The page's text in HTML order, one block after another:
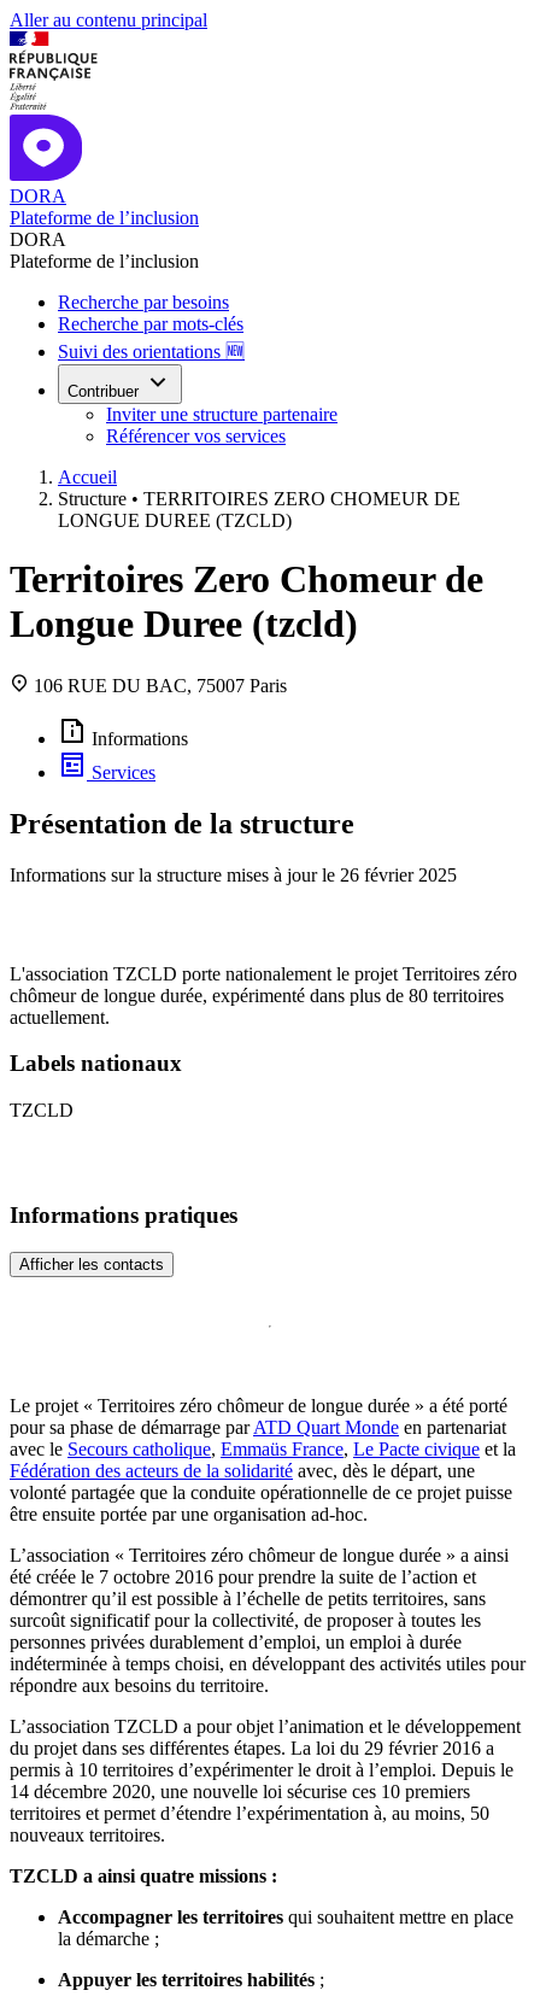
Aller au contenu principal
DORA
Plateforme de l’inclusion
DORA
Plateforme de l’inclusion
Recherche par besoins
Recherche par mots-clés
Suivi des orientations 🆕
Contribuer
Inviter une structure partenaire
Référencer vos services
Accueil
Structure • TERRITOIRES ZERO CHOMEUR DE
LONGUE DUREE (TZCLD)
Territoires Zero Chomeur de
Longue Duree (tzcld)
106 RUE DU BAC, 75007 Paris
Informations
Services
Présentation de la structure
Informations sur la structure mises à jour le 26 février 2025
L'association TZCLD porte nationalement le projet Territoires zéro
chômeur de longue durée, expérimenté dans plus de 80 territoires
actuellement.
Labels nationaux
TZCLD
Le projet « Territoires zéro chômeur de longue durée » a été porté
pour sa phase de démarrage parATD Quart Monde en partenariat
avec le Secours catholique, Emmaüs France, Le Pacte civique et la
Fédération des acteurs de la solidarité avec, dès le départ, une
volonté partagée que la conduite opérationnelle de ce projet puisse
être ensuite portée par une organisation ad-hoc.
L’association « Territoires zéro chômeur de longue durée » a ainsi
été créée le 7 octobre 2016 pour prendre la suite de l’action et
démontrer qu’il est possible à l’échelle de petits territoires, sans
surcoût significatif pour la collectivité, de proposer à toutes les
personnes privées durablement d’emploi, un emploi à durée
indéterminée à temps choisi, en développant des activités utiles pour
répondre aux besoins du territoire.
L’association TZCLD a pour objet l’animation et le développement
du projet dans ses différentes étapes. La loi du 29 février 2016 a
permis à 10 territoires d’expérimenter le droit à l’emploi. Depuis le
14 décembre 2020, une nouvelle loi sécurise ces 10 premiers
territoires et permet d’étendre l’expérimentation à, au moins, 50
nouveaux territoires.
TZCLD a ainsi quatre missions :
Accompagner les territoires qui souhaitent mettre en place
la démarche ;
Appuyer les territoires habilités ;
Informations pratiques
Afficher les contacts